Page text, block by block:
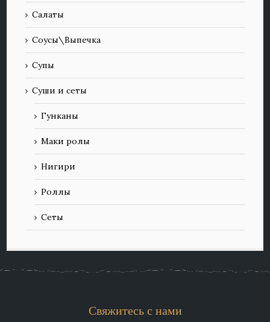
Салаты
Соусы\Выпечка
Супы
Суши и сеты
Гунканы
Маки ролы
Нигири
Роллы
Сеты
Свяжитесь с нами